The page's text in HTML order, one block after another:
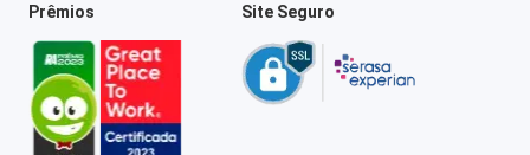
Prêmios Site Seguro